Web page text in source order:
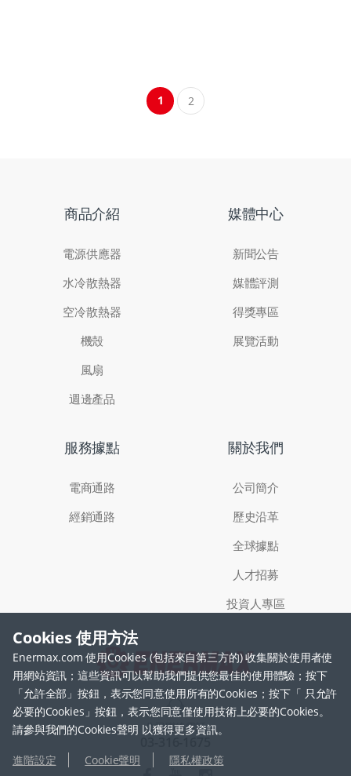
Cookies 使用方法
Enermax.com 使用Cookies (包括來自第三方的) 收集關於使用者使
用網站資訊；這些資訊可以幫助我們提供您最佳的使用體驗；按下
「允許全部」按鈕，表示您同意使用所有的Cookies；按下「 只允許
必要的Cookies」按鈕，表示您同意僅使用技術上必要的Cookies。
請參與我們的Cookies聲明 以獲得更多資訊。
進階設定 Cookie聲明 隱私權政策
1 2
商品介紹
電源供應器
水冷散熱器
空冷散熱器
機殼
風扇
週邊產品
媒體中心
新聞公告
媒體評測
得獎專區
展覽活動
服務據點
電商通路
經銷通路
關於我們
公司簡介
歷史沿革
全球據點
人才招募
投資人專區
公司聯絡電話